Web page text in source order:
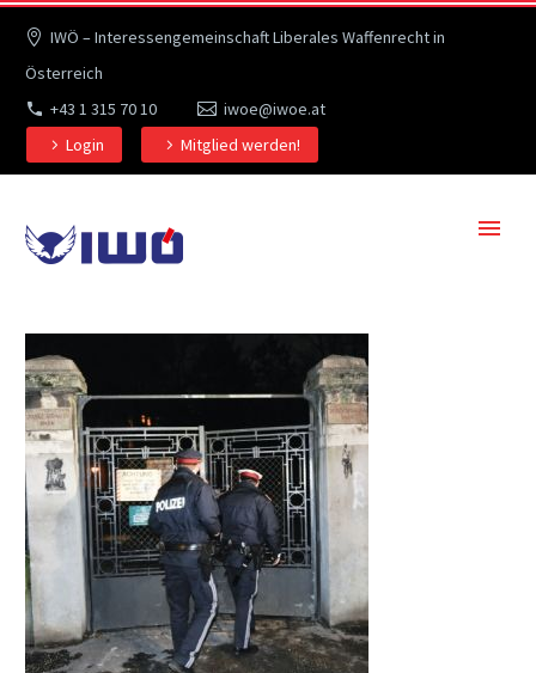
IWÖ – Interessengemeinschaft Liberales Waffenrecht in
Österreich
+43 1 315 70 10
iwoe@iwoe.at
Login
Mitglied werden!